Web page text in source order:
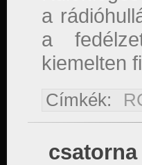
a
a
kiemelten
Címkék:
csatorna